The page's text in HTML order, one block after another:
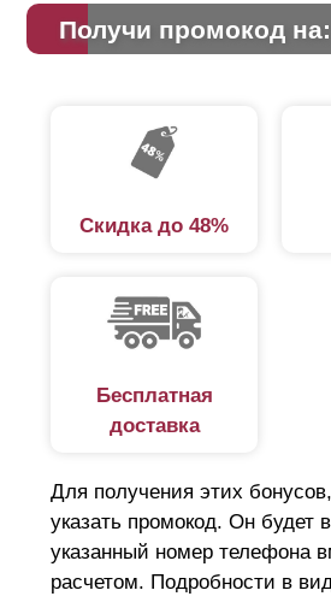
Получи промокод на:
Скидка до 48%
Бесплатная
доставка
Для получения этих
указать промокод. Он будет
указанный номер телефона
расчетом. Подробности в